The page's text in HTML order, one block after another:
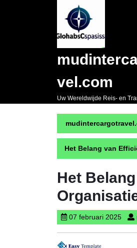
vel.com
Uw Wereldwijde Reis- en
Het Belang van
Het
07 februari 202507